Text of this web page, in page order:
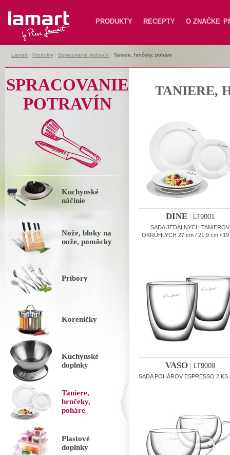
Lamart PRODUKTY RECEPTY O ZNAČKE
Lamart Produkty Spracovanie potravín Taniere, hrnčeky, poháre
SPRACOVANIE
POTRAVÍN
Kuchynské
náčinie
Nože, bloky na
nože, pomôcky
Príbory
Koreničky
Kuchynské
doplnky
Taniere,
hrnčeky,
poháre
Plastové
doplnky
TANIERE,
DINE| LT9001
SADA JEDÁLNYCH TANIEROV
OKRÚHLYCH 27 cm / 21,9 cm /
VASO| LT9009
SADA POHÁROV ESPRESSO 2 KS